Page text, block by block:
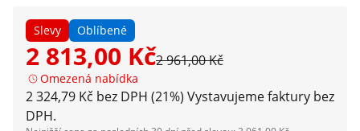
Slevy Oblíbené
2 813,00 Kč2 961,00 Kč
Omezená nabídka
2 324,79 Kč bez DPH (21%) Vystavujeme faktury bez
DPH.